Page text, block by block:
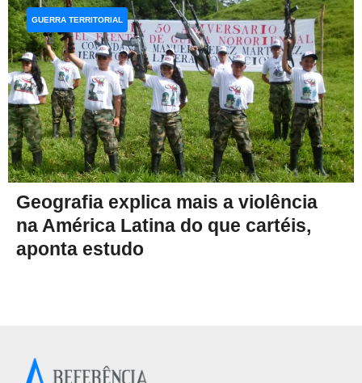
Geografia explica mais a violência
na América Latina do que cartéis,
aponta estudo
GUERRA TERRITORIAL